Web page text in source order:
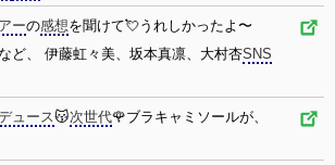
ーの感想を聞けて💘うれしかったよ〜
ど、 伊藤虹々美、坂本真凛、大村杏SNS
ュース😽次世代🌹ブラキャミソールが、